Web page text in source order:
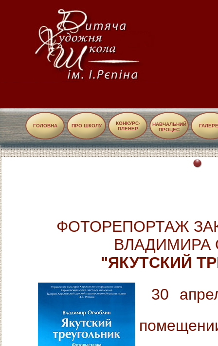
ГОЛОВНА ПРО ШКОЛУ
КОНКУРС-
ПЛЕНЕР
НАВЧАЛЬНИЙ
ПРОЦЕС
ФОТОРЕПОРТАЖ
ВЛАДИМИРА
"ЯКУТСКИЙ
30